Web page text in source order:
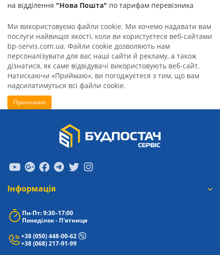
на відділення "Нова Пошта" по тарифам перевізника
Ми використовуємо файли cookie. Ми хочемо надавати вам
послуги найвищої якості, коли ви користуєтеся веб-сайтами
bp-servis.com.ua. Файли cookie дозволяють нам
персоналізувати для вас наші сайти й рекламу, а також
дізнатися, як саме відвідувачі використовують веб-сайт.
Натискаючи «Приймаю», ви погоджуєтеся з тим, що вам
надсилатимуться всі файли cookie.
Принимаю
Iнформація
Пн-Пт: 9:30–17:00
Понеділок - П'ятниця
+38 (050) 448-00-62
+38 (068) 217-91-99